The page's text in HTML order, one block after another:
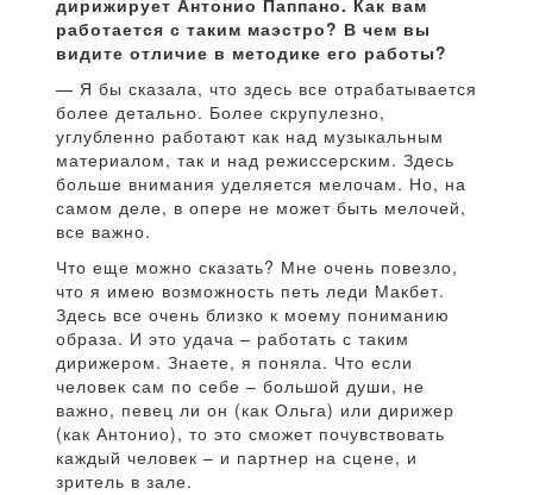
дирижирует Антонио Паппано. Как вам
работается с таким маэстро? В чем вы
видите отличие в методике его работы?
— Я бы сказала, что здесь все отрабатывается
более детально. Более скрупулезно,
углубленно работают как над музыкальным
материалом, так и над режиссерским. Здесь
больше внимания уделяется мелочам. Но, на
самом деле, в опере не может быть мелочей,
все важно.
Что еще можно сказать? Мне очень повезло,
что я имею возможность петь леди Макбет.
Здесь все очень близко к моему пониманию
образа. И это удача – работать с таким
дирижером. Знаете, я поняла. Что если
человек сам по себе – большой души, не
важно, певец ли он (как Ольга) или дирижер
(как Антонио), то это сможет почувствовать
каждый человек – и партнер на сцене, и
зритель в зале.